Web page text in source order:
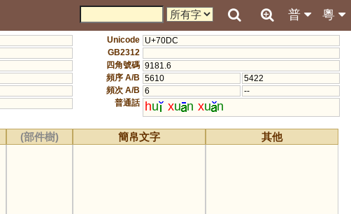
粵
普
Unicode U+70DC
GB2312
四角號碼 9181.6
頻序 A/B 5610
5422
頻次 A/B 6
--
普通話 hu xu n xu n
(部件樹) 簡帛文字 其他